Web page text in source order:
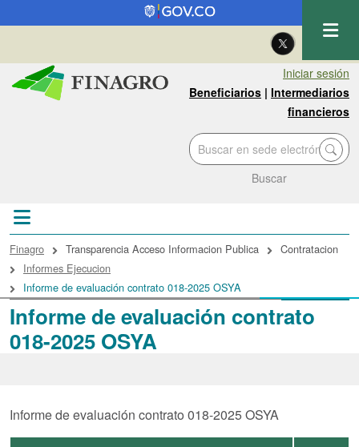
Pasar al contenido principal
| Eng
Iniciar sesión
Beneficiarios | Intermediarios
financieros
Buscar
Informe de evaluación contrato
018-2025 OSYA
enlaces de ayuda a la
Finagro Transparencia Acceso Informacion Publica
Contratacion
Informes Ejecucion
Informe de evaluación contrato 018-2025 OSYA
Informe de evaluación contrato 018-2025 OSYA